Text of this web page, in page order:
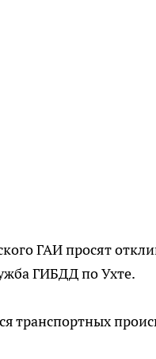
ГАИ просят
ГИБДД по Ухте.
транспортных